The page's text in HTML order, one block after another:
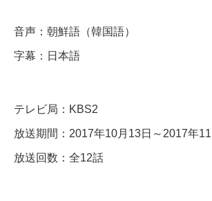
＆
l
u
-
音声：朝鮮語（韓国語）
字幕：日本語
テレビ局：KBS2
放送期間：2017年10月13日～2017年11
放送回数：全12話